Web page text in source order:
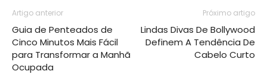
Artigo anterior
Guia de Penteados de
Cinco Minutos Mais Fácil
para Transformar a Manhã
Ocupada
Próximo artigo
Lindas Divas De Bollywood
Definem A Tendência De
Cabelo Curto